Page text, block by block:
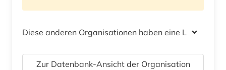
Diese anderen Organisationen haben eine Lizenz
Zur Datenbank-Ansicht der Organisation